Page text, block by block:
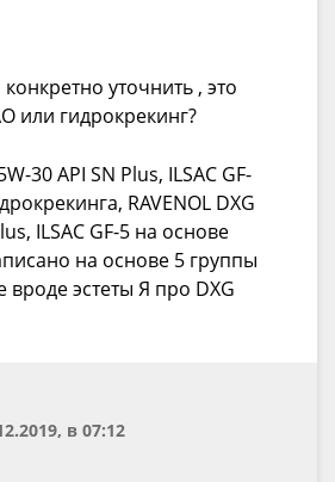
уточнить , это
или гидрокрекинг?
30 API SN Plus, ILSAC GF-
RAVENOL DXG
ILSAC GF-5 на основе
на основе 5 группы
вроде эстеты Я про DXG
в 07:12